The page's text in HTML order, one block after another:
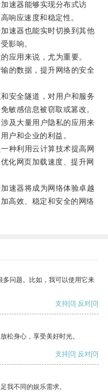
速器能够实现分布式访
响应速度和稳定性。
速器也能实时切换到其他
影响。
用来说，尤为重要。
数据，提升网络的安全
全隧道，对用户和服务
敏感信息被窃取或篡改。
及大量用户隐私的应用来
户和企业的利益。
利用云计算技术提高网
化网页加载速度、提升网
器将成为网络体验卓越
高效、稳定和安全的网络
问题。比如，我可以使用它来
支持[0] 反对[0]
松身心，享受美好时光。
支持[0] 反对[0]
我不同的娱乐需求。